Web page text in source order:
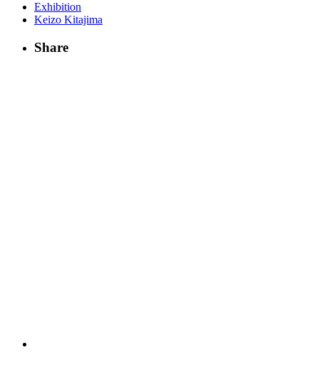
Exhibition
Keizo Kitajima
Share